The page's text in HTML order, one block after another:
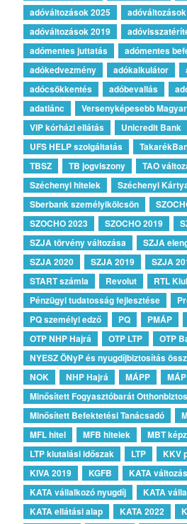
adóváltozások 2025
adóváltozások 2019
adómentes juttatás
adómentes
adókedvezmény
adókalkulátor
adócsökkentés
adóbevallás
adatlánc
Versenyképesebb
VIP kórházi ellátás
Unicredit Bank
UFS HELP szolgáltatás
TBSZ
TB jogviszony
TAO
Széchenyi hitelek
Széchenyi
Sberbank személyikölcsön
SZOCHO 2023
SZOCHO 2019
SZJA törvény változása
SZJA
SZJA 2020
SZJA 2019 SZJA
START számla
Revolut RTL
Pénzügyi tudatosság fejlesztése
PQ személyi edző
PQ PMÁP
OTP NHP Hajrá
OTP LTP OTP
NYESZ ÖNyP és nyugdíjbiztosítás
NOK
NHP Hajrá MÁPP
MÁP
Minősített Fogyasztóbarát
Minősített Befektetési Tanácsadó
MFL hitel
MFB hitelek
MBT
LTP kiutalási időszak
LTP KKV
KIVA 2019
KGFB
KATA változás
KATA vállalkozó nyugdíj
KATA
KATA ellátási alap
KATA 2022